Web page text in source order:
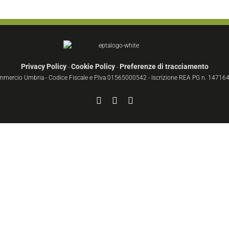
Privacy Policy- Cookie Policy- Preferenze di tracciamento
Umbria - Codice Fiscale e P.Iva 01565000542 - Iscrizione REA PG n.
FacebookYouTube